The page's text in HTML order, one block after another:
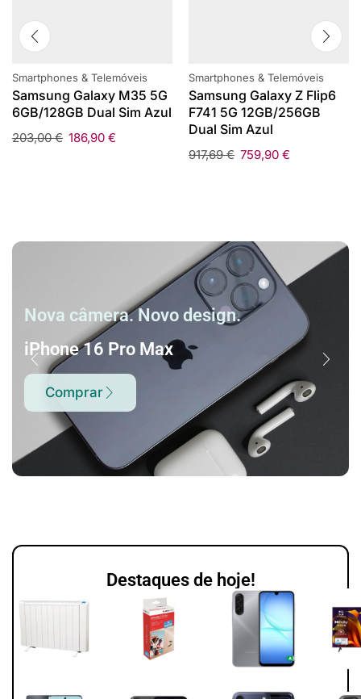
Smartphones & Telemóveis
Samsung Galaxy M35 5G
6GB/128GB Dual Sim Azul
203,00€ 186,90 €
Smartphones & Telemóveis
Samsung Galaxy Z Flip6
F741 5G 12GB/256GB
Dual Sim Azul
917,69€ 759,90 €
Nova câmera. Novo design.
iPhone 16 Pro Max
Comprar
Destaques de hoje!